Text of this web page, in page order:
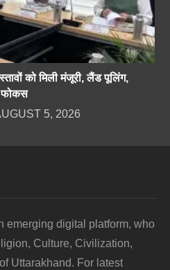
को मिली मंजूरी, लैंड पूलिंग,
फोकस
5, 2026
emerging digital platform, who
Culture, Civilization,
Uttarakhand. For latest